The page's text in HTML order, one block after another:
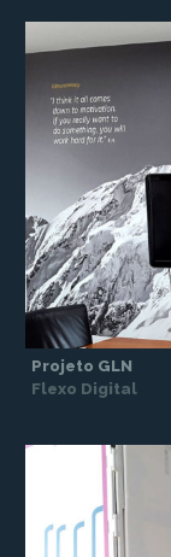
Projeto GLN
Flexo Digital